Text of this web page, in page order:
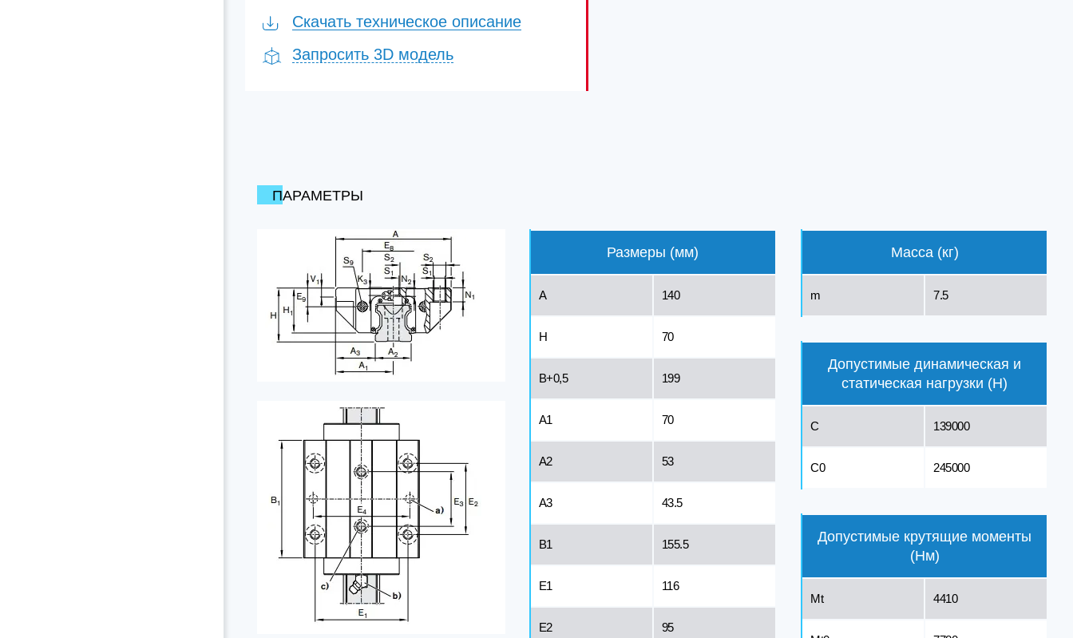
Скачать техническое описание
Запросить 3D модель
ПАРАМЕТРЫ
Размеры (мм)
A 140
H 70
B+0,5 199
A1 70
A2 53
A3 43.5
B1 155.5
E1 116
E2 95
Масса (кг)
m 7.5
Допустимые динамическая и
статическая нагрузки (Н)
C 139000
C0 245000
Допустимые крутящие моменты
(Нм)
Mt 4410